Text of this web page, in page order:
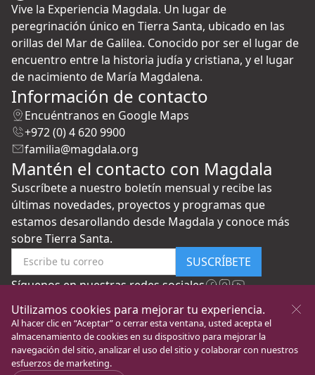
Vive la Experiencia Magdala. Un lugar de
peregrinación único en Tierra Santa, ubicado en las
orillas del Mar de Galilea. Conocido por ser el lugar de
encuentro entre la historia judía y cristiana, y el lugar
de nacimiento de María Magdalena.
Información de contacto
Encuéntranos en Google Maps
+972 (0) 4 620 9900
familia@magdala.org
Mantén el contacto con Magdala
Suscríbete a nuestro boletín mensual y recibe las
últimas novedades, proyectos y programas que
estamos desarollando desde Magdala y conoce más
sobre Tierra Santa.
SUSCRÍBETE
Síguenos en nuestras redes sociales
New Gate to Peace
Utilizamos cookies para mejorar tu experiencia.
Al hacer clic en “Aceptar” o cerrar esta ventana, usted acepta el
almacenamiento de cookies en su dispositivo para mejorar la
navegación del sitio, analizar el uso del sitio y colaborar con nuestros
esfuerzos de marketing.